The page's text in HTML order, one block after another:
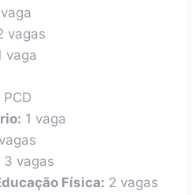
vagas
vaga
1 vaga
3 vagas
Física: 2 vagas